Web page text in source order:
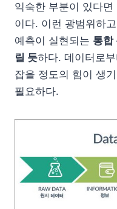
익숙한 부분이 있다
이다. 이런 광범위하
예측이 실현되는 통합
릴 듯하다. 데이터로
잡을 정도의 힘이 생
필요하다.